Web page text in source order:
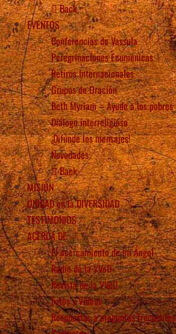
Back
EVENTOS
Conferencias de Vassula
Peregrinaciones Ecuménicas
Retiros Internacionales
Grupos de Oración
Beth Myriam – Ayude a los pobres
Diálogo interreligioso
¡Difunde los mensajes!
Novedades
Back
MISIÓN
UNIDAD en la DIVERSIDAD
TESTIMONIOS
ACERCA DE
El acercamiento de mi Ángel
Radio de la VVeD
Revista de la VVeD
Fotos y Videos
Respuestas a preguntas frecuentes